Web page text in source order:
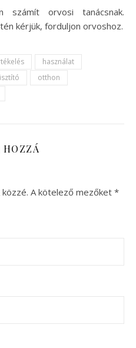
számít orvosi tanácsnak.
kérjük, forduljon orvoshoz.
használat
otthon
HOZZÁ
A kötelező mezőket *